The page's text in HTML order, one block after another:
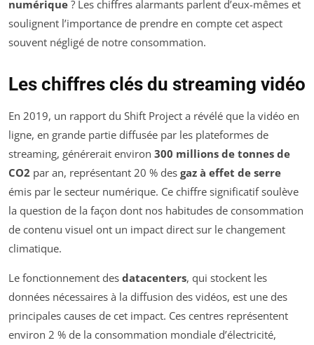
numérique ? Les chiffres alarmants parlent d’eux-mêmes et
soulignent l’importance de prendre en compte cet aspect
souvent négligé de notre consommation.
Les chiffres clés du streaming vidéo
En 2019, un rapport du Shift Project a révélé que la vidéo en
ligne, en grande partie diffusée par les plateformes de
streaming, générerait environ 300 millions de tonnes de
CO2 par an, représentant 20 % des gaz à effet de serre
émis par le secteur numérique. Ce chiffre significatif soulève
la question de la façon dont nos habitudes de consommation
de contenu visuel ont un impact direct sur le changement
climatique.
Le fonctionnement des datacenters, qui stockent les
données nécessaires à la diffusion des vidéos, est une des
principales causes de cet impact. Ces centres représentent
environ 2 % de la consommation mondiale d’électricité,